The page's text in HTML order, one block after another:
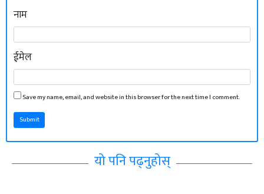
नाम
ईमेल
Save my name, email, and website in this browser for the next time I comment.
Submit
यो पनि पढ्नुहोस्